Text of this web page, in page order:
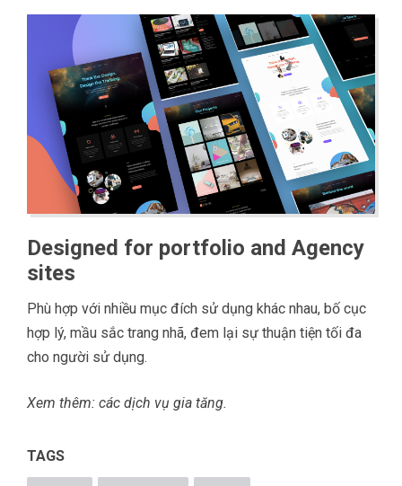
Designed for portfolio and Agency
sites
Phù hợp với nhiều mục đích sử dụng khác nhau, bố cục
hợp lý, mầu sắc trang nhã, đem lại sự thuận tiện tối đa
cho người sử dụng.
Xem thêm: các dịch vụ gia tăng.
TAGS